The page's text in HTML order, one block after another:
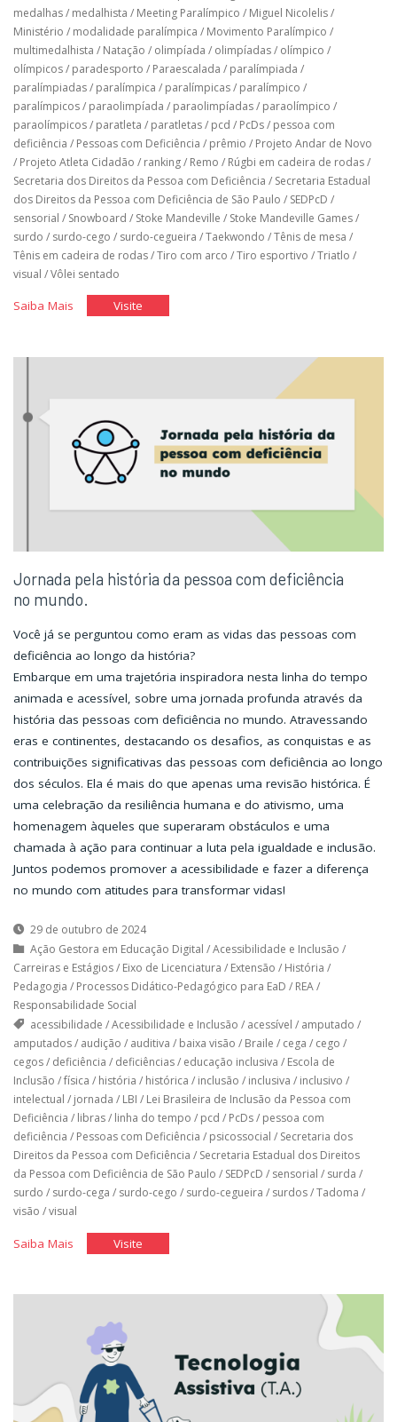
medalhas/ medalhista / Meeting Paralímpico / Miguel Nicolelis/
Ministério / modalidade paralímpica / Movimento Paralímpico /
multimedalhista / Natação / olimpíada / olimpíadas/ olímpico /
olímpicos/ paradesporto / Paraescalada / paralímpiada /
paralímpiadas/ paralímpica / paralímpicas/ paralímpico /
paralímpicos/ paraolimpíada / paraolimpíadas/ paraolímpico /
paraolímpicos/ paratleta / paratletas/ pcd / PcDs/ pessoa com
deficiência / Pessoas com Deficiência / prêmio / Projeto Andar de Novo
/ Projeto Atleta Cidadão / ranking/ Remo / Rúgbi em cadeira de rodas/
Secretaria dos Direitos da Pessoa com Deficiência / Secretaria Estadual
dos Direitos da Pessoa com Deficiência de São Paulo / SEDPcD /
sensorial / Snowboard / Stoke Mandeville / Stoke Mandeville Games/
surdo / surdo-cego / surdo-cegueira /Taekwondo /Tênis de mesa /
Tênis em cadeira de rodas/Tiro com arco /Tiro esportivo /Triatlo /
visual /Vôlei sentado
Saiba Mais"HistóriaVisite"História
Jornada pela história da pessoa com deficiência
no mundo.
Você já se perguntou como eram as vidas das pessoas com
deficiência ao longo da história?
Embarque em uma trajetória inspiradora nesta linha do tempo
animada e acessível, sobre uma jornada profunda através da
história das pessoas com deficiência no mundo. Atravessando
eras e continentes, destacando os desafios, as conquistas e as
contribuições significativas das pessoas com deficiência ao longo
dos séculos. Ela é mais do que apenas uma revisão histórica. É
uma celebração da resiliência humana e do ativismo, uma
homenagem àqueles que superaram obstáculos e uma
chamada à ação para continuar a luta pela igualdade e inclusão.
Juntos podemos promover a acessibilidade e fazer a diferença
no mundo com atitudes para transformar vidas!
29 de outubro de 2024
Ação Gestora em Educação Digital /Acessibilidade e Inclusão /
Carreiras e Estágios/ Eixo de Licenciatura / Extensão / História /
Pedagogia / Processos Didático-Pedagógico para EaD / REA/
Responsabilidade Social
acessibilidade /Acessibilidade e Inclusão / acessível / amputado /
amputados/ audição / auditiva / baixa visão / Braile / cega / cego /
cegos/ deficiência / deficiências/ educação inclusiva / Escola de
Inclusão /física / história / histórica / inclusão / inclusiva / inclusivo /
intelectual / jornada / LBI / Lei Brasileira de Inclusão da Pessoa com
Deficiência / libras/ linha do tempo / pcd / PcDs/ pessoa com
deficiência / Pessoas com Deficiência / psicossocial / Secretaria dos
Direitos da Pessoa com Deficiência / Secretaria Estadual dos Direitos
da Pessoa com Deficiência de São Paulo / SEDPcD / sensorial / surda /
surdo / surdo-cega / surdo-cego / surdo-cegueira / surdos/Tadoma /
visão /visual
Saiba Mais"Jornada
pessoa
com
deficiência
no
mundo."
Visite"Jornada
deficiência
no
mundo."